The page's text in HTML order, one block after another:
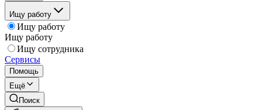
Ищу работу
Ищу работу
Ищу работу
Ищу сотрудника
Сервисы
Помощь
Ещё
Поиск